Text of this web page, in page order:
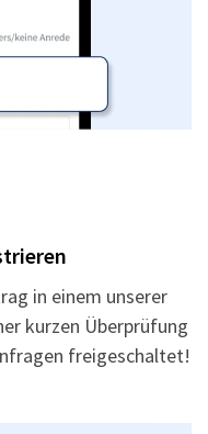
in einem unserer
kurzen Überprüfung
freigeschaltet!